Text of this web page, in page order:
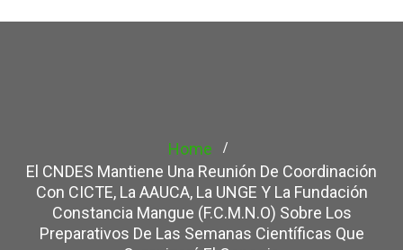
Home
El CNDES Mantiene Una Reunión De Coordinación
Con CICTE, La AAUCA, La UNGE Y La Fundación
Constancia Mangue (F.C.M.N.O) Sobre Los
Preparativos De Las Semanas Científicas Que